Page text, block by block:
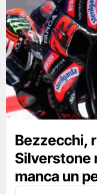
Bezzecchi,
Silverstone
manca un